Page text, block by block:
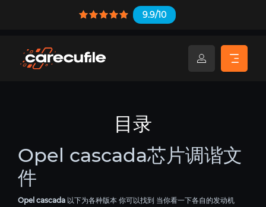
9.9/10
目录
Opel cascada芯片调谐文
件
Opel cascada 以下为各种版本 你可以找到 当你看一下各自的发动机